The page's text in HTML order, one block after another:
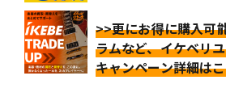
>>更にお得に購入可
ラムなど、イケベリ
キャンペーン詳細は